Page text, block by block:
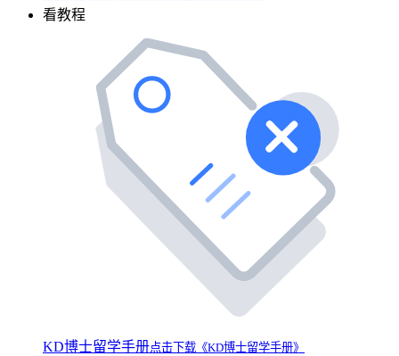
看教程
KD博士留学手册点击下载《KD博士留学手册》